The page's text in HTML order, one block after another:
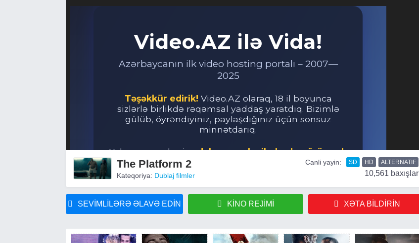
The Platform 2
Kateqoriya: Dublaj filmler
Canli yayin: SD HD ALTERNATIF
10,561 baxışlar
SEVIMLILƏRƏ ƏLAVƏ EDIN KINO REJIMI XƏTA BILDIRIN